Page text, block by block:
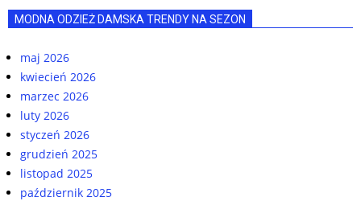
MODNA ODZIEŻ DAMSKA TRENDY NA SEZON
maj 2026
kwiecień 2026
marzec 2026
luty 2026
styczeń 2026
grudzień 2025
listopad 2025
październik 2025